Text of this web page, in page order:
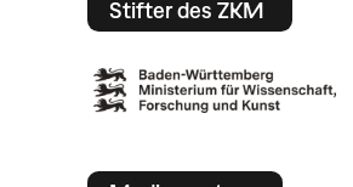
Stifter des ZKM